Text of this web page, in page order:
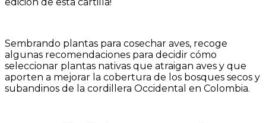
Sembrando plantas para cosechar aves, recoge
algunas recomendaciones para decidir cómo
seleccionar plantas nativas que atraigan aves y que
aporten a mejorar la cobertura de los bosques secos y
subandinos de la cordillera Occidental en Colombia.